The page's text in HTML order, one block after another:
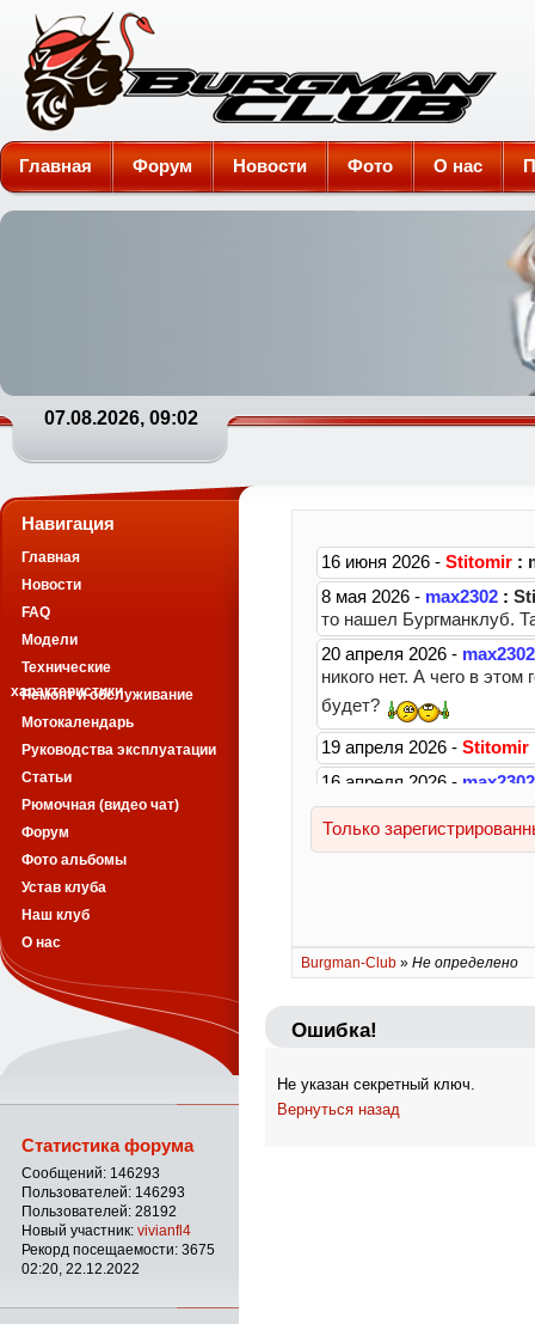
Burgman-Club
Главная Форум Новости Фото О нас
07.08.2026, 09:02
Burgman-Club » Не определено
Ошибка!
Не указан секретный ключ.
Вернуться назад
Навигация
Главная
Новости
FAQ
Модели
Технические
характеристики
Ремонт и обслуживание
Мотокалендарь
Руководства эксплуатации
Статьи
Рюмочная (видео чат)
Форум
Фото альбомы
Устав клуба
Наш клуб
О нас
Статистика форума
Сообщений: 146293
Пользователей: 146293
Пользователей: 28192
Новый участник: vivianfl4
Рекорд посещаемости: 3675
02:20, 22.12.2022